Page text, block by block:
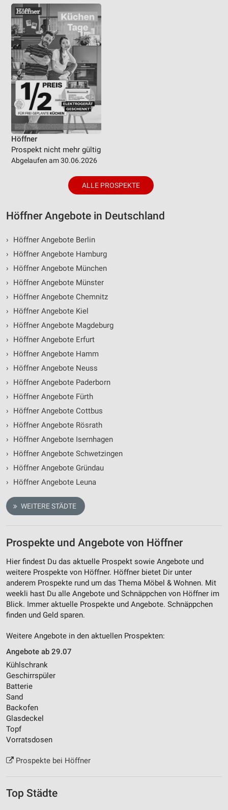
Höffner
Prospekt nicht mehr gültig
Abgelaufen am 30.06.2026
ALLE PROSPEKTE
Höffner Angebote in Deutschland
›
Höffner Angebote Berlin
›
Höffner Angebote Hamburg
›
Höffner Angebote München
›
Höffner Angebote Münster
›
Höffner Angebote Chemnitz
›
Höffner Angebote Kiel
›
Höffner Angebote Magdeburg
›
Höffner Angebote Erfurt
›
Höffner Angebote Hamm
›
Höffner Angebote Neuss
›
Höffner Angebote Paderborn
›
Höffner Angebote Fürth
›
Höffner Angebote Cottbus
›
Höffner Angebote Rösrath
›
Höffner Angebote Isernhagen
›
Höffner Angebote Schwetzingen
›
Höffner Angebote Gründau
›
Höffner Angebote Leuna
WEITERE STÄDTE
Prospekte und Angebote von Höffner
Hier findest Du das aktuelle Prospekt sowie Angebote und
weitere Prospekte von Höffner. Höffner bietet Dir unter
anderem Prospekte rund um das Thema Möbel & Wohnen. Mit
weekli hast Du alle Angebote und Schnäppchen von Höffner im
Blick. Immer aktuelle Prospekte und Angebote. Schnäppchen
finden und Geld sparen.
Weitere Angebote in den aktuellen Prospekten:
Angebote ab 29.07
Kühlschrank
Geschirrspüler
Batterie
Sand
Backofen
Glasdeckel
Topf
Vorratsdosen
Prospekte bei Höffner
Top Städte